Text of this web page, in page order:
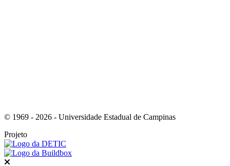
© 1969 - 2026 - Universidade Estadual de Campinas
Projeto